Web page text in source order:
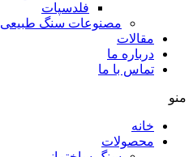
فلدسپات
مصنوعات سنگ طبیعی
مقالات
درباره ما
تماس با ما
منو
خانه
محصولات